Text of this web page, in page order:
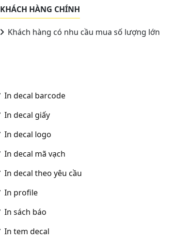
KHÁCH HÀNG CHÍNH
Khách hàng có nhu cầu mua số lượng lớn
In decal barcode
In decal giấy
In decal logo
In decal mã vạch
In decal theo yêu cầu
In profile
In sách báo
In tem decal